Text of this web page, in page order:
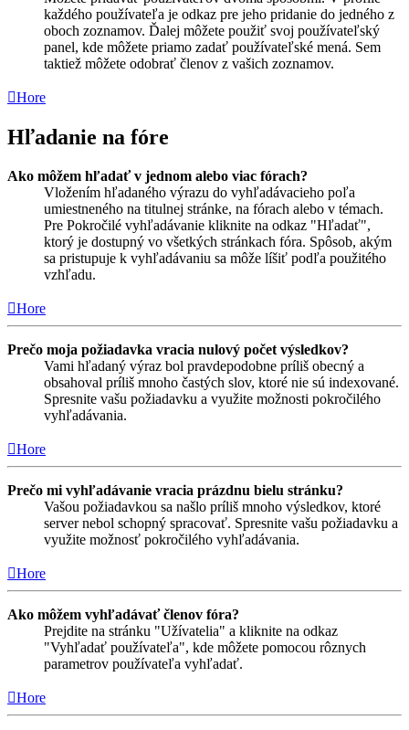
každého používateľa je odkaz pre jeho pridanie do jedného z
oboch zoznamov. Ďalej môžete použiť svoj používateľský
panel, kde môžete priamo zadať používateľské mená. Sem
taktiež môžete odobrať členov z vašich zoznamov.
Hore
Hľadanie na fóre
Ako môžem hľadať v jednom alebo viac fórach?
Vložením hľadaného výrazu do vyhľadávacieho poľa
umiestneného na titulnej stránke, na fórach alebo v témach.
Pre Pokročilé vyhľadávanie kliknite na odkaz "Hľadať",
ktorý je dostupný vo všetkých stránkach fóra. Spôsob, akým
sa pristupuje k vyhľadávaniu sa môže líšiť podľa použitého
vzhľadu.
Hore
Prečo moja požiadavka vracia nulový počet výsledkov?
Vami hľadaný výraz bol pravdepodobne príliš obecný a
obsahoval príliš mnoho častých slov, ktoré nie sú indexované.
Spresnite vašu požiadavku a využite možnosti pokročilého
vyhľadávania.
Hore
Prečo mi vyhľadávanie vracia prázdnu bielu stránku?
Vašou požiadavkou sa našlo príliš mnoho výsledkov, ktoré
server nebol schopný spracovať. Spresnite vašu požiadavku a
využite možnosť pokročilého vyhľadávania.
Hore
Ako môžem vyhľadávať členov fóra?
Prejdite na stránku "Užívatelia" a kliknite na odkaz
"Vyhľadať používateľa", kde môžete pomocou rôznych
parametrov používateľa vyhľadať.
Hore